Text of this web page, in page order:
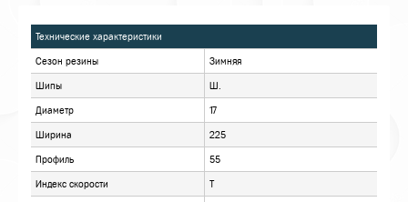
ХАРАКТЕРИСТИКИ
ОПИСАНИЕ
ОТЗЫВЫ